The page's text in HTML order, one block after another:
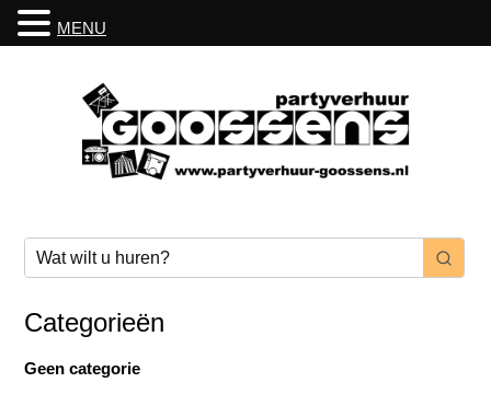
Categorieën
Geen categorie
MENU